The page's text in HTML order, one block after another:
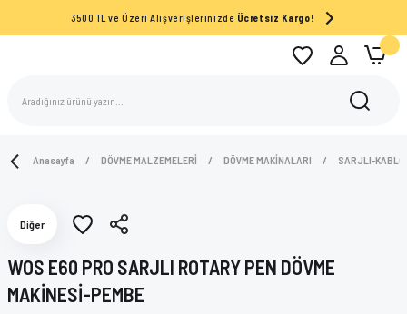
3500 TL ve Üzeri Alışverişlerinizde Ücretsiz Kargo!
Anasayfa DÖVME MALZEMELERİ DÖVME MAKİNALARI SARJLI-
Diğer
WOS E60 PRO SARJLI ROTARY PEN DÖVME
MAKİNESİ-PEMBE